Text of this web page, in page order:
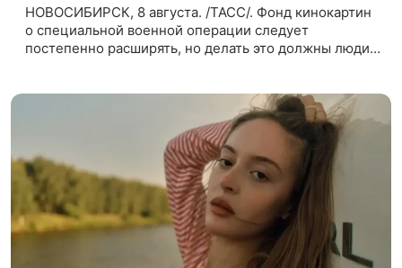
НОВОСИБИРСК, 8 августа. /ТАСС/. Фонд кинокартин
о специальной военной операции следует
постепенно расширять, но делать это должны люди,